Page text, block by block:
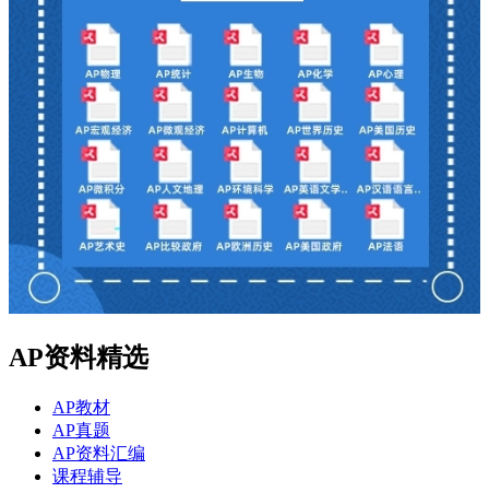
AP资料精选
AP教材
AP真题
AP资料汇编
课程辅导